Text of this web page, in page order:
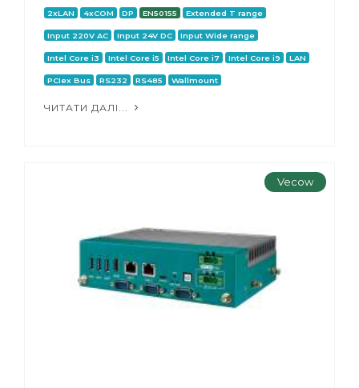
2xLAN 4xCOM DP EN50155 Extended T range
Input 220V AC Input 24V DC Input Wide range
Intel Core i3 Intel Core i5 Intel Core i7 Intel Core i9 LAN
PCIex Bus RS232 RS485 Wallmount
ЧИТАТИ ДАЛІ...
Vecow